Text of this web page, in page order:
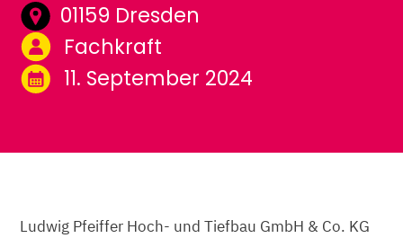
01159 Dresden
Fachkraft
11. September 2024
Ludwig Pfeiffer Hoch- und Tiefbau GmbH & Co. KG